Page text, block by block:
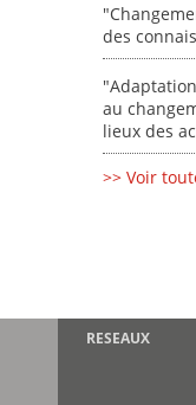
des
au
lieux des
>> Voir
RESEAUX